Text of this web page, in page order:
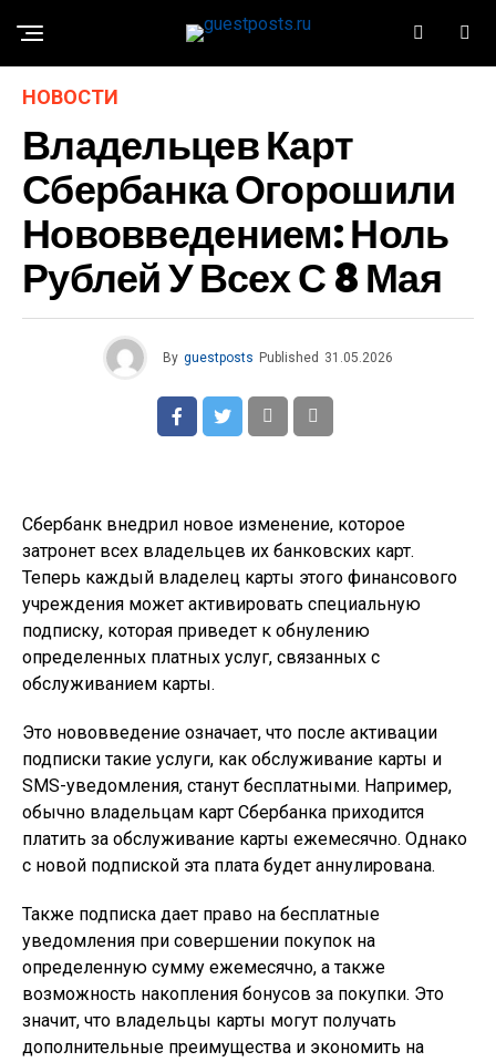
НОВОСТИ
Владельцев Карт
Сбербанка Огорошили
Нововведением: Ноль
Рублей У Всех С 8 Мая
By guestposts Published 31.05.2026
Сбербанк внедрил новое изменение, которое
затронет всех владельцев их банковских карт.
Теперь каждый владелец карты этого финансового
учреждения может активировать специальную
подписку, которая приведет к обнулению
определенных платных услуг, связанных с
обслуживанием карты.
Это нововведение означает, что после активации
подписки такие услуги, как обслуживание карты и
SMS-уведомления, станут бесплатными. Например,
обычно владельцам карт Сбербанка приходится
платить за обслуживание карты ежемесячно. Однако
с новой подпиской эта плата будет аннулирована.
Также подписка дает право на бесплатные
уведомления при совершении покупок на
определенную сумму ежемесячно, а также
возможность накопления бонусов за покупки. Это
значит, что владельцы карты могут получать
дополнительные преимущества и экономить на